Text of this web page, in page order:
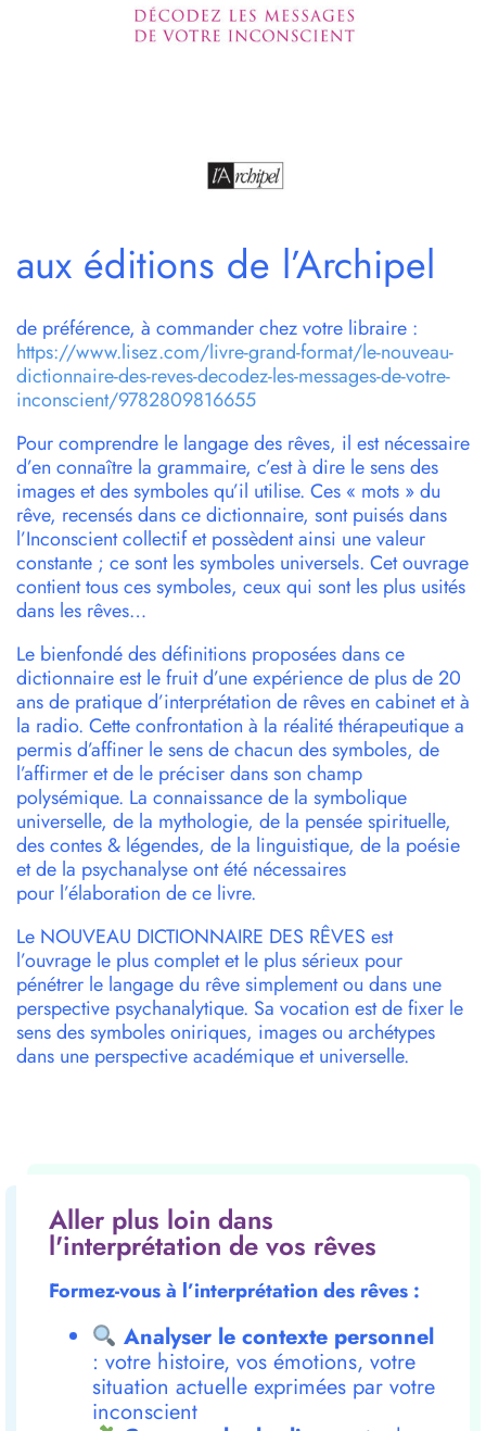
aux éditions de l’Archipel
de préférence, à commander chez votre libraire :
https://www.lisez.com/livre-grand-format/le-nouveau-
dictionnaire-des-reves-decodez-les-messages-de-votre-
inconscient/9782809816655
Pour comprendre le langage des rêves, il est nécessaire
d’en connaître la grammaire, c’est à dire le sens des
images et des symboles qu’il utilise. Ces « mots » du
rêve, recensés dans ce dictionnaire, sont puisés dans
l’Inconscient collectif et possèdent ainsi une valeur
constante ; ce sont les symboles universels. Cet ouvrage
contient tous ces symboles, ceux qui sont les plus usités
dans les rêves…
Le bienfondédesdéfinitions proposées dans ce
dictionnaireest lefruit d’une expérience de plus de 20
ans de pratique d’interprétation de rêvesen cabinetetà
la radio. Cette confrontation à la réalité thérapeutique a
permis d’affiner lesensde chacun dessymboles, de
l’affirmeretde le préciser dans son champ
polysémique. La connaissance de la symbolique
universelle, de la mythologie, de la pensée spirituelle,
descontes & légendes, de la linguistique, de la poésie
etde la psychanalyse ont été nécessaires
pour l’élaboration de ce livre.
Le NOUVEAU DICTIONNAIRE DES RÊVES est
l’ouvrage le plus completet le plus sérieux pour
pénétrer le langagedu rêvesimplement ou dans une
perspective psychanalytique. Sa vocation estde fixer le
sensdessymbolesoniriques, imagesou archétypes
dans une perspective académiqueetuniverselle.
Aller plus loin dans
l'interprétation de vos rêves
Formez-vous à l’interprétation des rêves :
Analyser le contexte personnel
: votre histoire, vos émotions, votre
situation actuelle exprimées par votre
inconscient